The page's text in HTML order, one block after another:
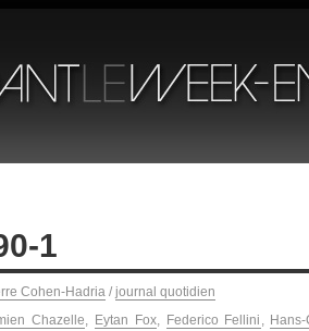
1
Cohen-Hadria / journal quotidien
Chazelle, Eytan Fox, Federico Fellini ,